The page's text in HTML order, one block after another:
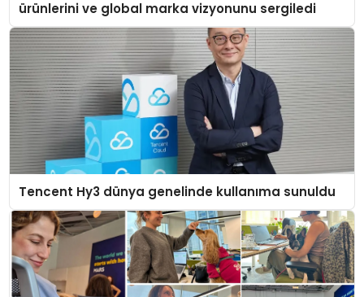
ürünlerini ve global marka vizyonunu sergiledi
Tencent Hy3 dünya genelinde kullanıma sunuldu